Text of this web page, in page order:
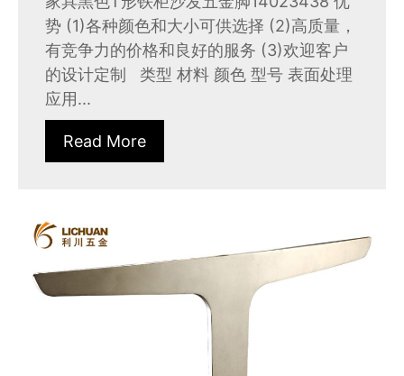
势 (1)各种颜色和大小可供选择 (2)高质量，
有竞争力的价格和良好的服务 (3)欢迎客户
的设计定制 类型 材料 颜色 型号 表面处理
应用...
Read More